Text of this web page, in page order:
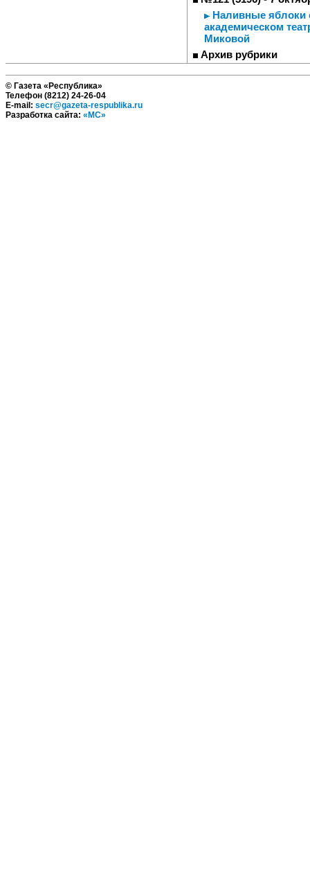
Наливные яблоки
академическом
Миковой
Архив рубрики
© Газета «Республика»
Телефон (8212) 24-26-04
E-mail: secr@gazeta-respublika.ru
Разработка сайта: «МС»